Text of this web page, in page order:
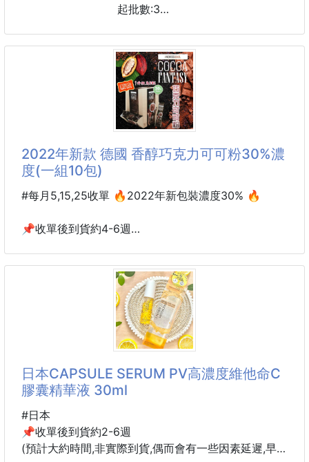
✔直接泡開水喝，簡單又方便 (也可直接吃喔)
✔時時補充維他命C，強化身體免疫力
DHC維他命C粉高單位1500mg
一包1.6g，一天一包
起批數:3
2022年新款 德國 香醇巧克力可可粉30%濃
度(一組10包)
#每月5,15,25收單 🔥2022年新包裝濃度30% 🔥
📌收單後到貨約4-6週
📌每月5,15,25收單
⬇️⬇️⬇️⬇️⬇️⬇️⬇️⬇️⬇️⬇️⬇️⬇️⬇️
🔥新包裝、濃度升級為30%🔥
喝過之前的可可粉，這次最新包裝濃度由27％提升⬆️
為30%，
泡起來的可可喝起來更加香濃👍
日本CAPSULE SERUM PV高濃度維他命C
膠囊精華液 30ml
#日本
📌收單後到貨約2-6週
(預計大約時間,非實際到貨,偶而會有一些因素延遲,早到